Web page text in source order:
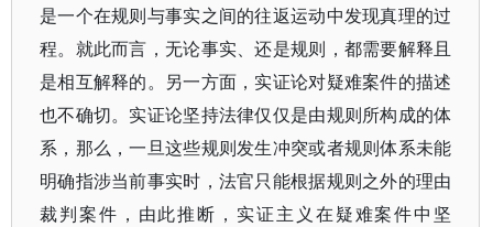
是一个在规则与事实之间的往返运动中发现真理的过
程。就此而言，无论事实、还是规则，都需要解释且
是相互解释的。另一方面，实证论对疑难案件的描述
也不确切。实证论坚持法律仅仅是由规则所构成的体
系，那么，一旦这些规则发生冲突或者规则体系未能
明确指涉当前事实时，法官只能根据规则之外的理由
裁判案件，由此推断，实证主义在疑难案件中坚